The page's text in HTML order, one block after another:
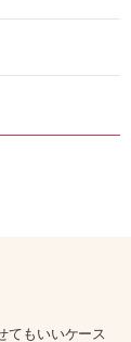
てもいいケース